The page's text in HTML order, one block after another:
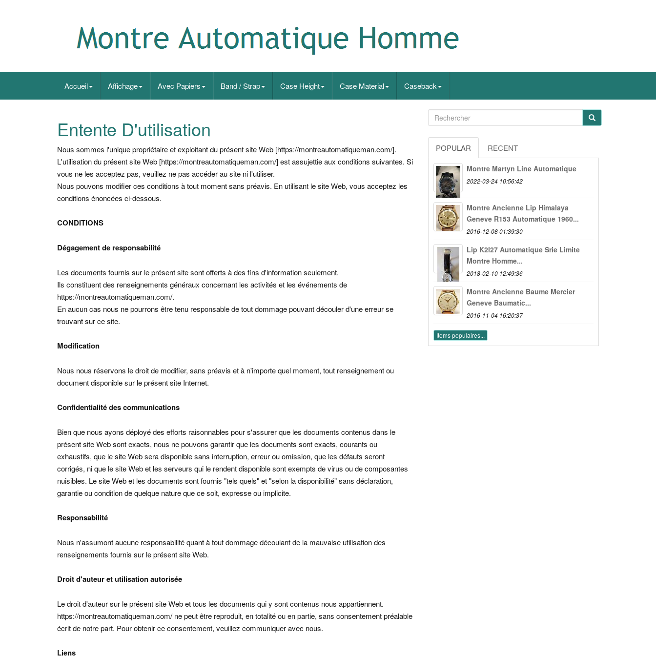
Accueil Affichage Avec Papiers Band / Strap Case Height Case Material Caseback
Entente D'utilisation
Nous sommes l'unique propriétaire et exploitant du présent site Web [https://montreautomatiqueman.com/].
L'utilisation du présent site Web [https://montreautomatiqueman.com/] est assujettie aux conditions suivantes. Si
vous ne les acceptez pas, veuillez ne pas accéder au site ni l'utiliser.
Nous pouvons modifier ces conditions à tout moment sans préavis. En utilisant le site Web, vous acceptez les
conditions énoncées ci-dessous.
CONDITIONS
Dégagement de responsabilité
Les documents fournis sur le présent site sont offerts à des fins d'information seulement.
Ils constituent des renseignements généraux concernant les activités et les événements de
https://montreautomatiqueman.com/.
En aucun cas nous ne pourrons être tenu responsable de tout dommage pouvant découler d'une erreur se
trouvant sur ce site.
Modification
Nous nous réservons le droit de modifier, sans préavis et à n'importe quel moment, tout renseignement ou
document disponible sur le présent site Internet.
Confidentialité des communications
Bien que nous ayons déployé des efforts raisonnables pour s'assurer que les documents contenus dans le
présent site Web sont exacts, nous ne pouvons garantir que les documents sont exacts, courants ou
exhaustifs, que le site Web sera disponible sans interruption, erreur ou omission, que les défauts seront
corrigés, ni que le site Web et les serveurs qui le rendent disponible sont exempts de virus ou de composantes
nuisibles. Le site Web et les documents sont fournis "tels quels" et "selon la disponibilité" sans déclaration,
garantie ou condition de quelque nature que ce soit, expresse ou implicite.
Responsabilité
Nous n'assumont aucune responsabilité quant à tout dommage découlant de la mauvaise utilisation des
renseignements fournis sur le présent site Web.
Droit d'auteur et utilisation autorisée
Le droit d'auteur sur le présent site Web et tous les documents qui y sont contenus nous appartiennent.
https://montreautomatiqueman.com/ ne peut être reproduit, en totalité ou en partie, sans consentement préalable
écrit de notre part. Pour obtenir ce consentement, veuillez communiquer avec nous.
Liens
POPULAR RECENT
Montre Martyn Line Automatique
2022-03-24 10:56:42
Montre Ancienne Lip Himalaya
Geneve R153 Automatique 1960...
2016-12-08 01:39:30
Lip K2l27 Automatique Srie Limite
Montre Homme...
2018-02-10 12:49:36
Montre Ancienne Baume Mercier
Geneve Baumatic...
2016-11-04 16:20:37
Items populaires...